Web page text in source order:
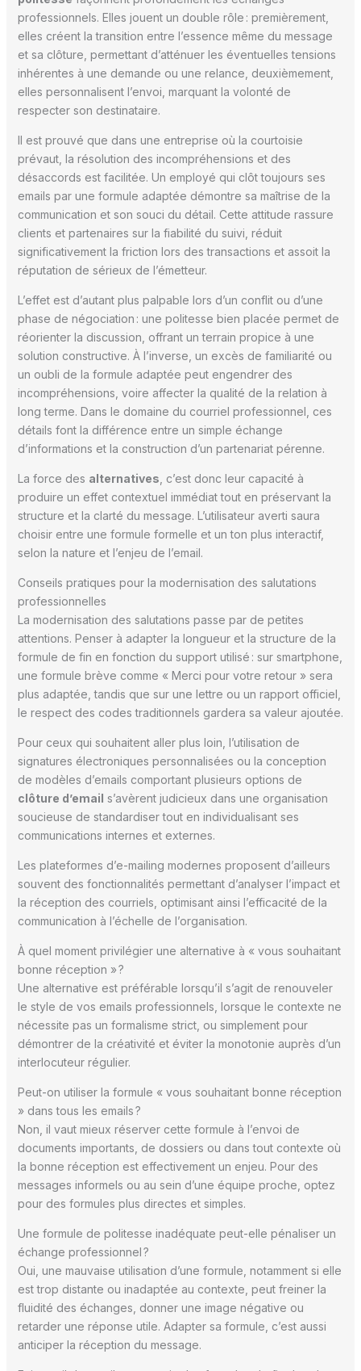
professionnels. Elles jouent un double rôle : premièrement,
elles créent la transition entre l’essence même du message
et sa clôture, permettant d’atténuer les éventuelles tensions
inhérentes à une demande ou une relance, deuxièmement,
elles personnalisent l’envoi, marquant la volonté de
respecter son destinataire.
Il est prouvé que dans une entreprise où la courtoisie
prévaut, la résolution des incompréhensions et des
désaccords est facilitée. Un employé qui clôt toujours ses
emails par une formule adaptée démontre sa maîtrise de la
communication et son souci du détail. Cette attitude rassure
clients et partenaires sur la fiabilité du suivi, réduit
significativement la friction lors des transactions et assoit la
réputation de sérieux de l’émetteur.
L’effet est d’autant plus palpable lors d’un conflit ou d’une
phase de négociation : une politesse bien placée permet de
réorienter la discussion, offrant un terrain propice à une
solution constructive. À l’inverse, un excès de familiarité ou
un oubli de la formule adaptée peut engendrer des
incompréhensions, voire affecter la qualité de la relation à
long terme. Dans le domaine du courriel professionnel, ces
détails font la différence entre un simple échange
d’informations et la construction d’un partenariat pérenne.
La force des alternatives , c’est donc leur capacité à
produire un effet contextuel immédiat tout en préservant la
structure et la clarté du message. L’utilisateur averti saura
choisir entre une formule formelle et un ton plus interactif,
selon la nature et l’enjeu de l’email.
Conseils pratiques pour la modernisation des salutations
professionnelles
La modernisation des salutations passe par de petites
attentions. Penser à adapter la longueur et la structure de la
formule de fin en fonction du support utilisé : sur smartphone,
une formule brève comme « Merci pour votre retour » sera
plus adaptée, tandis que sur une lettre ou un rapport officiel,
le respect des codes traditionnels gardera sa valeur ajoutée.
Pour ceux qui souhaitent aller plus loin, l’utilisation de
signatures électroniques personnalisées ou la conception
de modèles d’emails comportant plusieurs options de
clôture d’email s’avèrent judicieux dans une organisation
soucieuse de standardiser tout en individualisant ses
communications internes et externes.
Les plateformes d’e-mailing modernes proposent d’ailleurs
souvent des fonctionnalités permettant d’analyser l’impact et
la réception des courriels, optimisant ainsi l’efficacité de la
communication à l’échelle de l’organisation.
À quel moment privilégier une alternative à « vous souhaitant
bonne réception » ?
Une alternative est préférable lorsqu’il s’agit de renouveler
le style de vos emails professionnels, lorsque le contexte ne
nécessite pas un formalisme strict, ou simplement pour
démontrer de la créativité et éviter la monotonie auprès d’un
interlocuteur régulier.
Peut-on utiliser la formule « vous souhaitant bonne réception
» dans tous les emails ?
Non, il vaut mieux réserver cette formule à l’envoi de
documents importants, de dossiers ou dans tout contexte où
la bonne réception est effectivement un enjeu. Pour des
messages informels ou au sein d’une équipe proche, optez
pour des formules plus directes et simples.
Une formule de politesse inadéquate peut-elle pénaliser un
échange professionnel ?
Oui, une mauvaise utilisation d’une formule, notamment si elle
est trop distante ou inadaptée au contexte, peut freiner la
fluidité des échanges, donner une image négative ou
retarder une réponse utile. Adapter sa formule, c’est aussi
anticiper la réception du message.